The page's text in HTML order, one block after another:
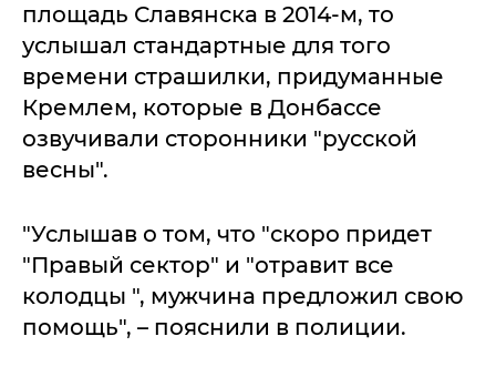
площадь Славянска в 2014-м, то
услышал стандартные для того
времени страшилки, придуманные
Кремлем, которые в Донбассе
озвучивали сторонники "русской
весны".
"Услышав о том, что "скоро придет
"Правый сектор" и "отравит все
колодцы ", мужчина предложил свою
помощь", – пояснили в полиции.